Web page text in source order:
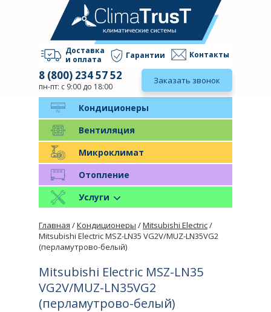
Доставка
и оплата
Гарантии Контакты
8 (800) 234 57 52
пн-пт: с 9:00 до 18:00
Заказать звонок
Кондиционеры
Вентиляция
Микроклимат
Отопление
Услуги
Главная /Кондиционеры /Mitsubishi Electric/
Mitsubishi Electric MSZ-LN35 VG2V/MUZ-LN35VG2
(перламутрово-белый)
Mitsubishi Electric MSZ-LN35
VG2V/MUZ-LN35VG2
(перламутрово-белый)